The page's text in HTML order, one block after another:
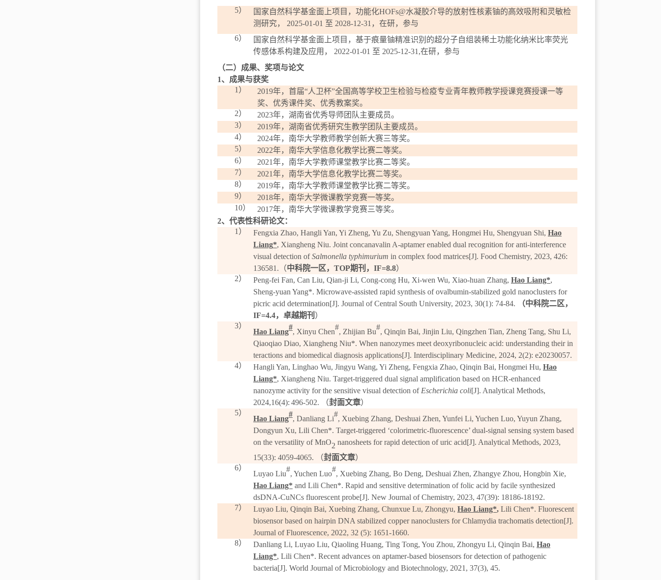
5）
国家自然科学基金面上项目 ，功能化HOFs@水凝胶介导的放射性核素铀的高效吸附和灵敏检
测研究，
2025-01-01 至 2028-12-31 ， 在研， 参与
6）
国家自然科学基金面上项目 ， 基于痕量铀精准识别的超分子自组装稀土功能化纳米比率荧光
传感体系构建及应用 ， 2022-01-01 至 2025-12-31,在研， 参与
（二）成果、奖项与论文
1、成果与获奖
1）
2019年，首届“人卫杯”全国高等学校卫生检验与检疫专业青年教师教学授课竞赛授课一等
奖、优秀课件奖、优秀教案奖。
2）
2023年，湖南省优秀导师团队主要成员。
3）
2019年，湖南省优秀研究生教学团队主要成员。
4）
2024年，南华大学教师教学创新大赛三等奖。
5）
2022年，南华大学信息化教学比赛二等奖。
6）
2021年，南华大学教师课堂教学比赛二等奖。
7）
2021年，南华大学信息化教学比赛二等奖。
8）
2019年，南华大学教师课堂教学比赛二等奖。
9）
2018年，南华大学微课教学竞赛一等奖。
10）
2017年，南华大学微课教学竞赛三等奖。
2、代表性科研论文：
1）
Fengxia Zhao, Hangli Yan, Yi Zheng, Yu Zu, Shengyuan Yang, Hongmei Hu, Shengyuan Shi, Hao
Liang*, Xiangheng Niu. Joint concanavalin A-aptamer enabled dual recognition for anti-interference
visual detection ofSalmonella typhimurium in complex food matrices[J]. Food Chemistry, 2023, 426:
136581 . （中科院一区， TOP期刊， IF=8.8）
2）
Peng-fei Fan, Can Liu, Qian-ji Li, Cong-cong Hu, Xi-wen Wu, Xiao-huan Zhang, Hao Liang*,
Sheng-yuan Yang*. Microwave-assisted rapid synthesis of ovalbumin-stabilized gold nanoclusters for
picric acid determination[J]. Journal of Central South University, 2023, 30(1): 74-84.
（中科院二区，
IF=4.4，卓越期刊 ）
3）
Hao Liang
#
, Xinyu Chen
#
, Zhijian Bu
#
, Qinqin Bai, Jinjin Liu, Qingzhen Tian, Zheng Tang, Shu Li,
Qiaoqiao Diao, Xiangheng Niu*. When nanozymes meet deoxyribonucleic acid: understanding their in
teractions and biomedical diagnosis applications[J]. Interdisciplinary Medicine, 2024, 2(2): e20230057.
4）
Hangli Yan, Linghao Wu, Jingyu Wang, Yi Zheng, Fengxia Zhao, Qinqin Bai, Hongmei Hu, Hao
Liang*, Xiangheng Niu. Target-triggered dual signal amplification based on HCR-enhanced
nanozyme activity for the sensitive visual detection of Escherichia coli[J]. Analytical Methods,
2024,16(4): 496-502. （封面文章）
5）
Hao Liang
#
, Danliang Li
#
, Xuebing Zhang, Deshuai Zhen, Yunfei Li, Yuchen Luo, Yuyun Zhang,
Dongyun Xu, Lili Chen*. Target-triggered ‘colorimetric-fluorescence’ dual-signal sensing system based
on the versatility of MnO2 nanosheets for rapid detection of uric acid[J]. Analytical Methods, 2023,
15(33): 4059-4065. （封面文章）
6）
Luyao Liu
#
, Yuchen Luo
#
, Xuebing Zhang, Bo Deng, Deshuai Zhen, Zhangye Zhou, Hongbin Xie,
Hao Liang* and Lili Chen*. Rapid and sensitive determination of folic acid by facile synthesized
dsDNA-CuNCs fluorescent probe[J]. New Journal of Chemistry, 2023, 47(39): 18186-18192.
7）
Luyao Liu, Qinqin Bai, Xuebing Zhang, Chunxue Lu, Zhongyu, Hao Liang*,Lili Chen*. Fluorescent
biosensor based on hairpin DNA stabilized copper nanoclusters for Chlamydia trachomatis detection[J].
Journal of Fluorescence, 2022, 32 (5): 1651-1660.
8）
Danliang Li, Luyao Liu, Qiaoling Huang, Ting Tong, You Zhou, Zhongyu Li, Qinqin Bai, Hao
Liang*, Lili Chen*. Recent advances on aptamer-based biosensors for detection of pathogenic
bacteria[J]. World Journal of Microbiology and Biotechnology, 2021, 37(3), 45.